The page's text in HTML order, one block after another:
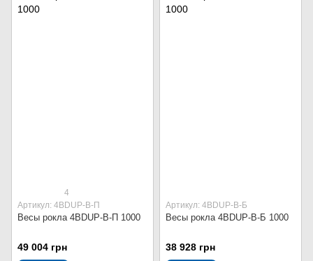
4
Артикул: 4BDUP-В-П
Весы рокла 4BDUP-В-П 1000
49 004 грн
Артикул: 4BDUP-В-Б
Весы рокла 4BDUP-В-Б 1000
38 928 грн